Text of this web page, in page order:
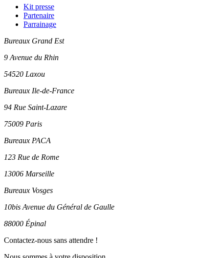
Kit presse
Partenaire
Parrainage
Bureaux Grand Est
9 Avenue du Rhin
54520 Laxou
Bureaux Ile-de-France
94 Rue Saint-Lazare
75009 Paris
Bureaux PACA
123 Rue de Rome
13006 Marseille
Bureaux Vosges
10bis Avenue du Général de Gaulle
88000 Épinal
Contactez-nous sans attendre !